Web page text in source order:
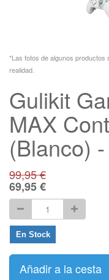
*Las fotos de algunos productos
realidad.
Gulikit
MAX
(Blanco)
99,95€
69,95€
En Stock
Añadir a la cesta